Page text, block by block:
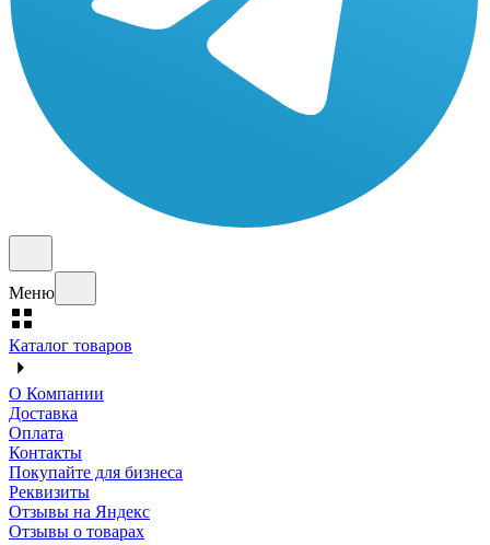
Меню
Каталог товаров
О Компании
Доставка
Оплата
Контакты
Покупайте для бизнеса
Реквизиты
Отзывы на Яндекс
Отзывы о товарах